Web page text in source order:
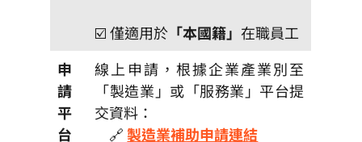
☑️ 僅適用於 「本國籍」 在職員工
申
請
平
台
線上申請，根據企業產業別至
「製造業」或「服務業」平台提
交資料：
🔗製造業補助申請連結